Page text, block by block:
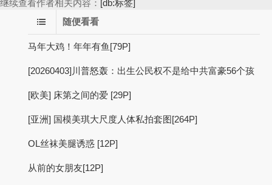
继续查看作者相关内容： [db:标签]
随便看看
马年大鸡！年年有鱼[79P]
[20260403]川普怒轰：出生公民权不是给中共富豪56个孩
[欧美] 床第之间的爱 [29P]
[亚洲] 国模美琪大尺度人体私拍套图[264P]
OL丝袜美腿诱惑 [12P]
从前的女朋友[12P]